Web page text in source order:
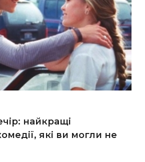
найкращі
які ви могли не